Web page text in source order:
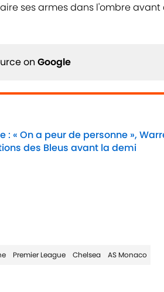
ses armes dans l'ombre avant
on Google
: « On a peur de personne »,
des Bleus avant la demi
Premier League Chelsea AS Monaco